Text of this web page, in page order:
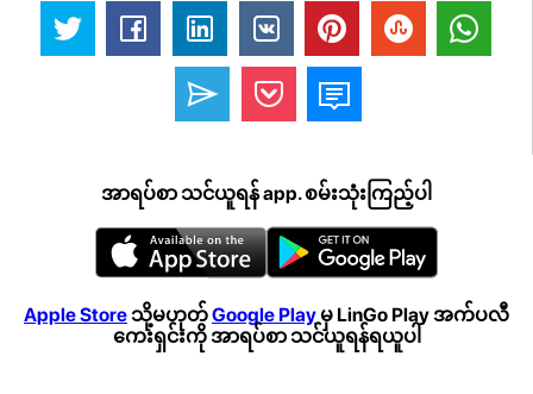
အာရပ်စာ သင်ယူရန် app. စမ်းသုံးကြည့်ပါ
Apple Storeသို့မဟုတ်Google Play မှ LinGo Play အက်ပလီ
ကေးရှင်းကို အာရပ်စာ သင်ယူရန်ရယူပါ